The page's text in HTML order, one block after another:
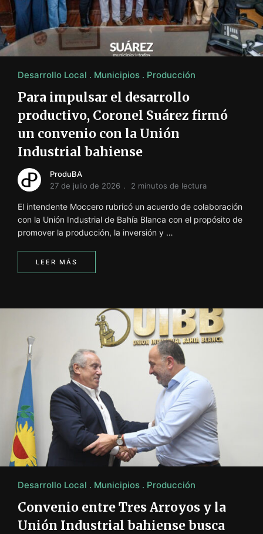
i
ó
n
INFORMACIÓN SOBRE LA PRODUCCIÓN EN LA
Desarrollo Local Municipios Producción
Para impulsar el desarrollo
productivo, Coronel Suárez firmó
un convenio con la Unión
Industrial bahiense
ProduBA
27 de julio de 2026
2 minutos de lectura
El intendente Moccero rubricó un acuerdo de colaboración
con la Unión Industrial de Bahía Blanca con el propósito de
promover la producción, la inversión y …
LEER MÁS
Desarrollo Local Municipios Producción
Convenio entre Tres Arroyos y la
Unión Industrial bahiense busca